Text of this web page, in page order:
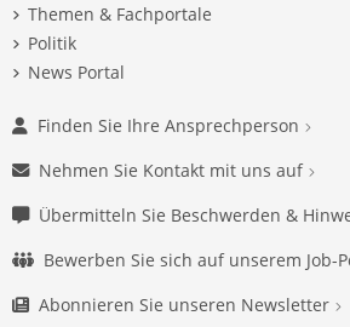
Themen & Fachportale
Politik
News Portal
Finden Sie Ihre Ansprechperson
Nehmen Sie Kontakt mit uns auf
Übermitteln Sie Beschwerden &
Bewerben Sie sich auf unserem Job-
Abonnieren Sie unseren Newsletter